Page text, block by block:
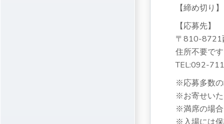
【締め切り
【応募先】
〒810-8721
住所不要で
TEL:092-
※応募多数
※お寄せい
※満席の場